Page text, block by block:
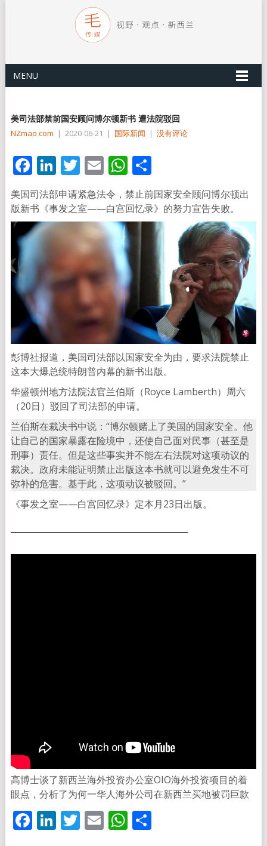
MENU
美司法部禁前国安顾问博尔顿新书 遭法院驳回
NZmao com | 2020-06-21 | 国际新闻 | 没有评论
Facebook
LinkedIn
Twitter
EmailWhatsApp
分
享
美国司法部申请紧急法令，禁止前国家安全顾问博尔顿出
版新书《事发之室——白宫回忆录》的努力宣告失败。
彭博社报道，美国司法部以国家安全为由，要求法院禁止
这本大爆总统特朗普内幕的新书出版。
华盛顿州地方法院法官兰伯斯（Royce Lamberth）周六
（20日）驳回了司法部的申请。
兰伯斯在裁决书中说：“博尔顿赌上了美国的国家安全。他
让自己的国家暴露在险境中，还使自己面对民事（甚至是
刑事）责任。但是这些事实并不能左右法院对这项动议的
裁决。政府未能证明禁止出版这本书就可以避免发生不可
弥补的危害。基于此，这项动议被驳回。”
《事发之室——白宫回忆录》定本月23日出版。
高博士谈了新西兰海外投资办公室OIO海外投资项目的着
眼点，分析了为何一华人海外公司在新西兰买地被罚巨款
Facebook
LinkedIn
Twitter
EmailWhatsApp
分